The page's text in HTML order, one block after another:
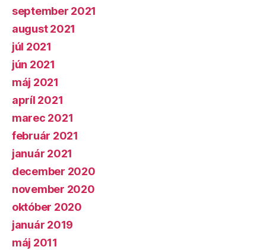
september 2021
august 2021
júl 2021
jún 2021
máj 2021
apríl 2021
marec 2021
február 2021
január 2021
december 2020
november 2020
október 2020
január 2019
máj 2011